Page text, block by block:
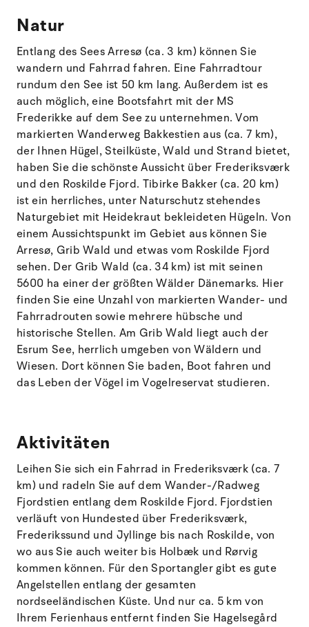
Natur
Entlang des Sees Arresø (ca. 3 km) können Sie
wandern und Fahrrad fahren. Eine Fahrradtour
rundum den See ist 50 km lang. Außerdem ist es
auch möglich, eine Bootsfahrt mit der MS
Frederikke auf dem See zu unternehmen. Vom
markierten Wanderweg Bakkestien aus (ca. 7 km),
der Ihnen Hügel, Steilküste, Wald und Strand bietet,
haben Sie die schönste Aussicht über Frederiksværk
und den Roskilde Fjord. Tibirke Bakker (ca. 20 km)
ist ein herrliches, unter Naturschutz stehendes
Naturgebiet mit Heidekraut bekleideten Hügeln. Von
einem Aussichtspunkt im Gebiet aus können Sie
Arresø, Grib Wald und etwas vom Roskilde Fjord
sehen. Der Grib Wald (ca. 34 km) ist mit seinen
5600 ha einer der größten Wälder Dänemarks. Hier
finden Sie eine Unzahl von markierten Wander- und
Fahrradrouten sowie mehrere hübsche und
historische Stellen. Am Grib Wald liegt auch der
Esrum See, herrlich umgeben von Wäldern und
Wiesen. Dort können Sie baden, Boot fahren und
das Leben der Vögel im Vogelreservat studieren.
Aktivitäten
Leihen Sie sich ein Fahrrad in Frederiksværk (ca. 7
km) und radeln Sie auf dem Wander-/Radweg
Fjordstien entlang dem Roskilde Fjord. Fjordstien
verläuft von Hundested über Frederiksværk,
Frederikssund und Jyllinge bis nach Roskilde, von
wo aus Sie auch weiter bis Holbæk und Rørvig
kommen können. Für den Sportangler gibt es gute
Angelstellen entlang der gesamten
nordseeländischen Küste. Und nur ca. 5 km von
Ihrem Ferienhaus entfernt finden Sie Hagelsegård